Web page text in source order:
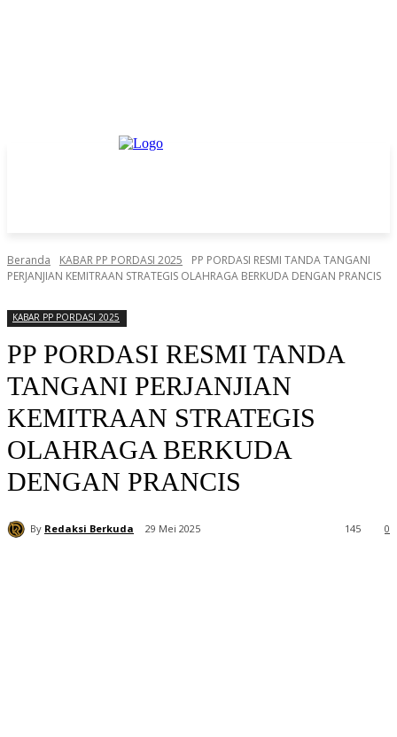
Beranda KABAR PP PORDASI 2025
PP PORDASI RESMI TANDA TANGANI
PERJANJIAN KEMITRAAN STRATEGIS OLAHRAGA BERKUDA DENGAN PRANCIS
KABAR PP PORDASI 2025
PP PORDASI RESMI TANDA
TANGANI PERJANJIAN
KEMITRAAN STRATEGIS
OLAHRAGA BERKUDA
DENGAN PRANCIS
By Redaksi Berkuda 29 Mei 2025 0
145